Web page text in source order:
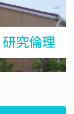
研究倫理